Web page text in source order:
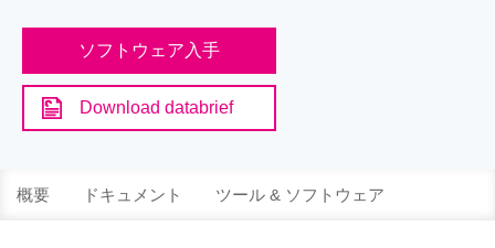
ソフトウェア入手
Download databrief
概要 ドキュメント ツール & ソフトウェア